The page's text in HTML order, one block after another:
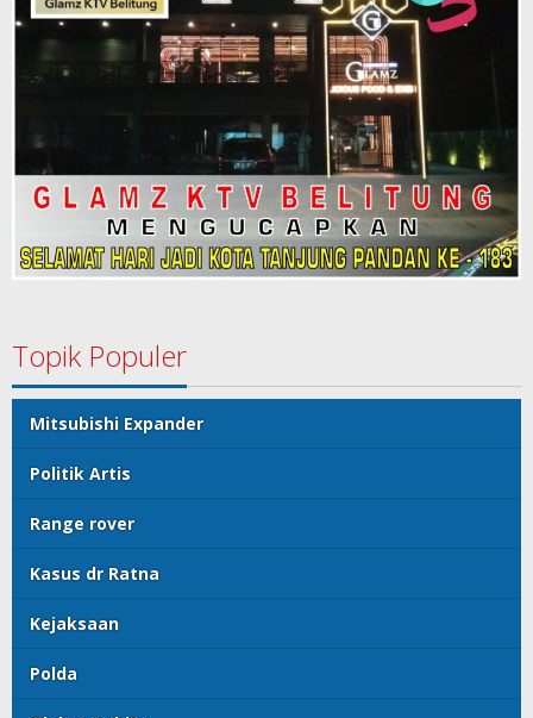
Topik Populer
Mitsubishi Expander
Politik Artis
Range rover
Kasus dr Ratna
Kejaksaan
Polda